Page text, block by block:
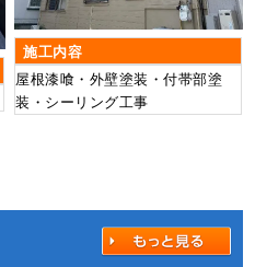
施工内容
屋根漆喰・外壁塗装・付帯部塗
装・シーリング工事